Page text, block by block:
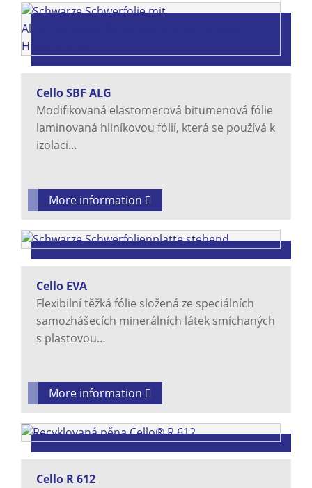
Cello SBF ALG
Modifikovaná elastomerová bitumenová fólie
laminovaná hliníkovou fólií, která se používá k
izolaci…
More information
Cello EVA
Flexibilní těžká fólie složená ze speciálních
samozhášecích minerálních látek smíchaných
s plastovou…
More information
Cello R 612